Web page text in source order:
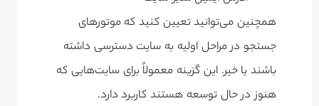
همچنین می‌توانید تعیین کنید که موتورهای
جستجو در مراحل اولیه به سایت دسترسی داشته
باشند یا خیر. این گزینه معمولاً برای سایت‌هایی که
هنوز در حال توسعه هستند کاربرد دارد.